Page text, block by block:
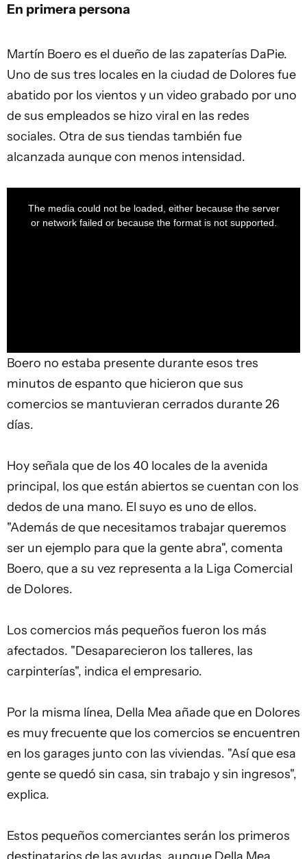
En primera persona
Martín Boero es el dueño de las zapaterías DaPie.
Uno de sus tres locales en la ciudad de Dolores fue
abatido por los vientos y un video grabado por uno
de sus empleados se hizo viral en las redes
sociales. Otra de sus tiendas también fue
alcanzada aunque con menos intensidad.
The media could not be loaded, either because the server
or network failed or because the format is not supported.
Boero no estaba presente durante esos tres
minutos de espanto que hicieron que sus
comercios se mantuvieran cerrados durante 26
días.
Hoy señala que de los 40 locales de la avenida
principal, los que están abiertos se cuentan con los
dedos de una mano. El suyo es uno de ellos.
"Además de que necesitamos trabajar queremos
ser un ejemplo para que la gente abra", comenta
Boero, que a su vez representa a la Liga Comercial
de Dolores.
Los comercios más pequeños fueron los más
afectados. "Desaparecieron los talleres, las
carpinterías", indica el empresario.
Por la misma línea, Della Mea añade que en Dolores
es muy frecuente que los comercios se encuentren
en los garages junto con las viviendas. "Así que esa
gente se quedó sin casa, sin trabajo y sin ingresos",
explica.
Estos pequeños comerciantes serán los primeros